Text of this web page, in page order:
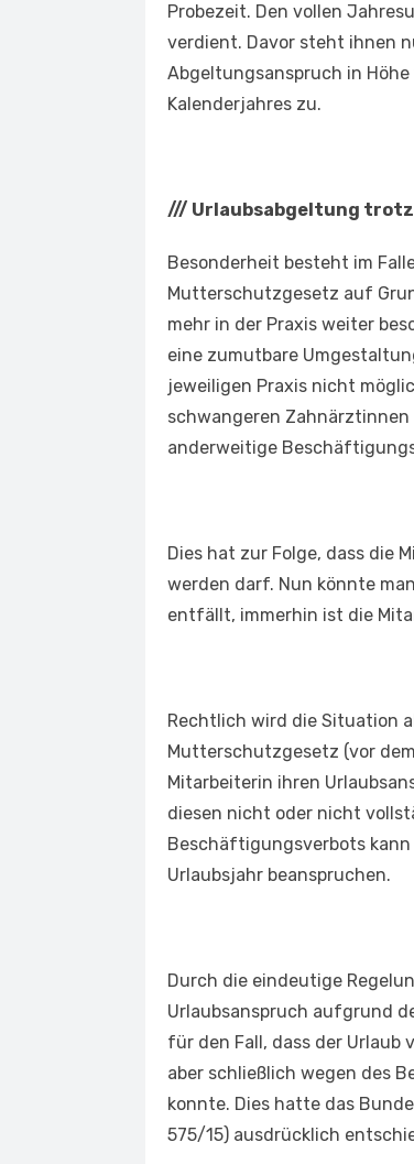
Probezeit. Den vollen
verdient. Davor steht ihnen
Abgeltungsanspruch in
Kalenderjahres zu.
/// Urlaubsabgeltung
Besonderheit besteht im
Mutterschutzgesetz auf
mehr in der Praxis weiter
eine zumutbare
jeweiligen Praxis nicht
schwangeren
anderweitige
Dies hat zur Folge, dass die
werden darf. Nun könnte
entfällt, immerhin ist die
Rechtlich wird die Situation
Mutterschutzgesetz (vor dem
Mitarbeiterin ihren
diesen nicht oder nicht
Beschäftigungsverbots
Urlaubsjahr beanspruchen.
Durch die eindeutige
Urlaubsanspruch aufgrund
für den Fall, dass der
aber schließlich wegen des
konnte. Dies hatte das
575/15) ausdrücklich